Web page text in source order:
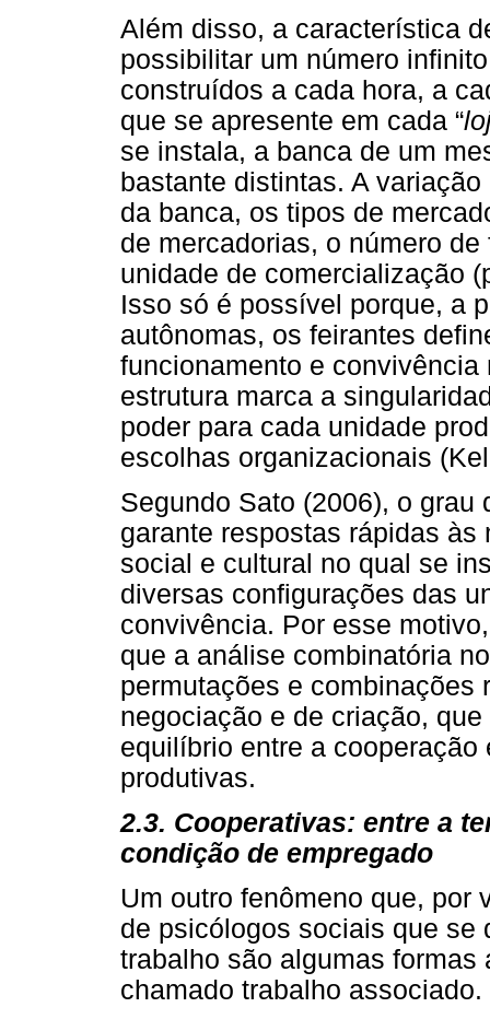
Além disso, a característica
possibilitar um número
construídos a cada hora, a
que se apresente em cada “
se instala, a banca de um
bastante distintas. A
da banca, os tipos de
de mercadorias, o número
unidade de comercialização
Isso só é possível porque, a
autônomas, os feirantes
funcionamento e convivência
estrutura marca a
poder para cada unidade
escolhas organizacionais
Segundo Sato (2006), o
garante respostas rápidas
social e cultural no qual se
diversas configurações das
convivência. Por esse
que a análise combinatória
permutações e combinações
negociação e de criação,
equilíbrio entre a
produtivas.
2.3. Cooperativas: entre a
condição de empregado
Um outro fenômeno que, por
de psicólogos sociais que se
trabalho são algumas
chamado trabalho associado.